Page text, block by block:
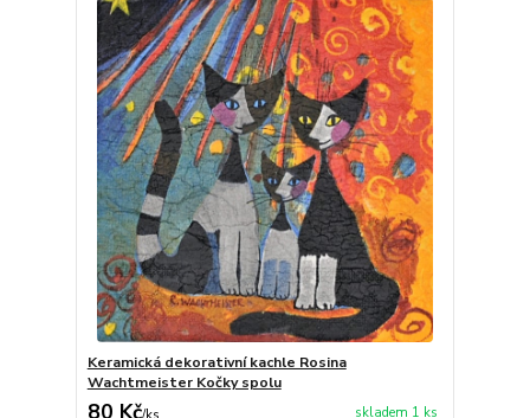
Keramická dekorativní kachle Rosina
Wachtmeister Kočky spolu
80 Kč/ks skladem 1 ks